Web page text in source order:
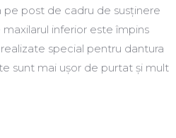
post de cadru de susținere
inferior este împins
special pentru dantura
sunt mai ușor de purtat și mult